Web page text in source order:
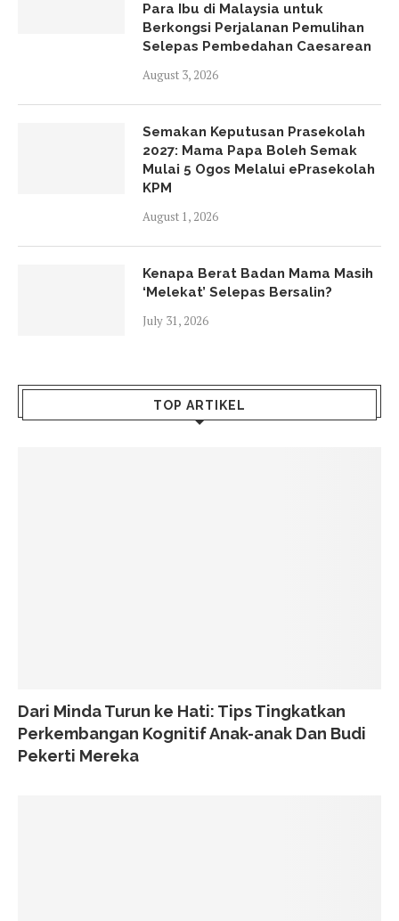
Para Ibu di Malaysia untuk
Berkongsi Perjalanan Pemulihan
Selepas Pembedahan Caesarean
August 3, 2026
Semakan Keputusan Prasekolah
2027: Mama Papa Boleh Semak
Mulai 5 Ogos Melalui ePrasekolah
KPM
August 1, 2026
Kenapa Berat Badan Mama Masih
‘Melekat’ Selepas Bersalin?
July 31, 2026
TOP ARTIKEL
Dari Minda Turun ke Hati: Tips Tingkatkan
Perkembangan Kognitif Anak-anak Dan Budi
Pekerti Mereka